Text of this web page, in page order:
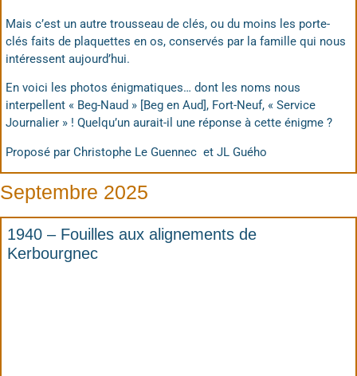
Mais c’est un autre trousseau de clés, ou du moins les porte-
clés faits de plaquettes en os, conservés par la famille qui nous
intéressent aujourd’hui.
En voici les photos énigmatiques… dont les noms nous
interpellent « Beg-Naud » [Beg en Aud], Fort-Neuf, « Service
Journalier » ! Quelqu’un aurait-il une réponse à cette énigme ?
Proposé par Christophe Le Guennec et JL Guého
Septembre 2025
1940 – Fouilles aux alignements de
Kerbourgnec